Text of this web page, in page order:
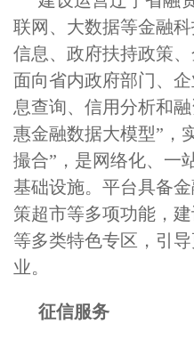
联网、大数据等金融
信息、政府扶持政策
面向省内政府部门、
息查询、信用分析和
惠金融数据大模型”，
撮合”，是网络化、一
基础设施。平台具备
策超市等多项功能，
等多类特色专区，引
业。
征信服务